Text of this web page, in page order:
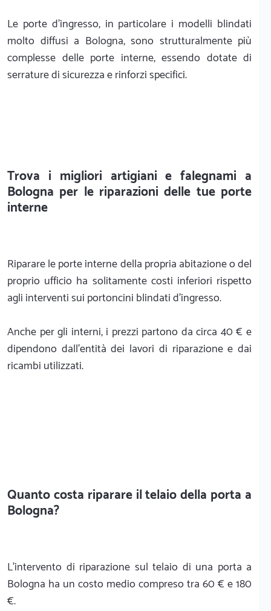
Le porte d'ingresso, in particolare i modelli blindati
molto diffusi a Bologna, sono strutturalmente più
complesse delle porte interne, essendo dotate di
serrature di sicurezza e rinforzi specifici.
Trova i migliori artigiani e falegnami a
Bologna per le riparazioni delle tue porte
interne
Riparare le porte interne della propria abitazione o del
proprio ufficio ha solitamente costi inferiori rispetto
agli interventi sui portoncini blindati d'ingresso.
Anche per gli interni, i prezzi partono da circa 40 € e
dipendono dall'entità dei lavori di riparazione e dai
ricambi utilizzati.
Quanto costa riparare il telaio della porta a
Bologna?
L'intervento di riparazione sul telaio di una porta a
Bologna ha un costo medio compreso tra 60 € e 180
€.